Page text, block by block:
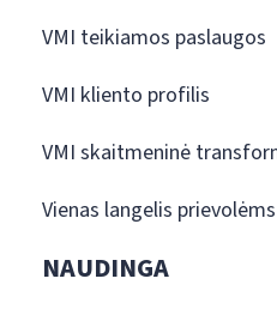
VMI teikiamos paslaugos
VMI kliento profilis
VMI skaitmeninė
Vienas langelis
NAUDINGA